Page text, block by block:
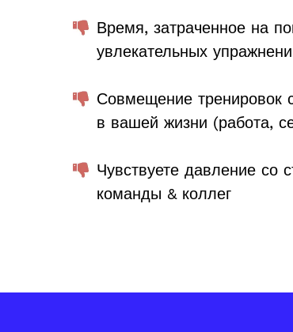
Время, затраченное на
увлекательных
Совмещение тренировок
в вашей жизни (работа,
Чувствуете давление со
команды & коллег